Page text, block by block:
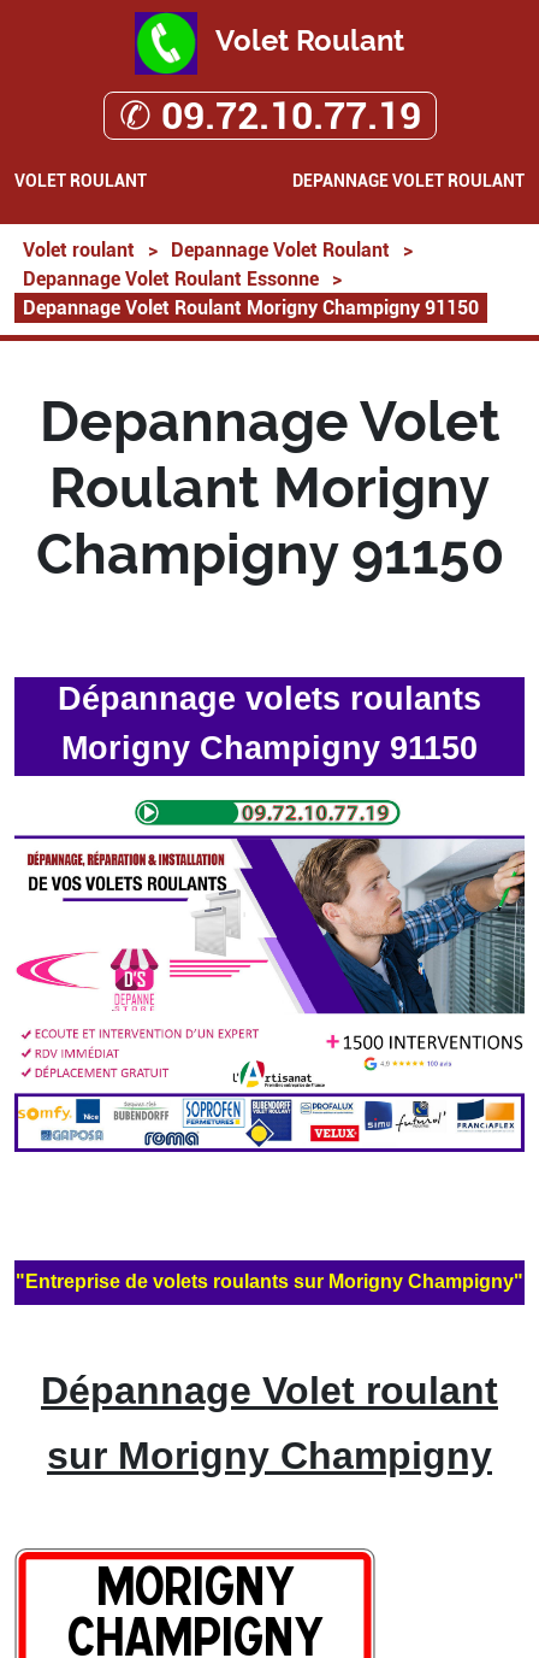
Volet Roulant
✆ 09.72.10.77.19
VOLET ROULANT DEPANNAGE VOLET ROULANT
Volet roulant > Depannage Volet Roulant
>
Depannage Volet Roulant Essonne
>
Depannage Volet Roulant Morigny Champigny 91150
Depannage Volet
Roulant Morigny
Champigny 91150
Dépannage volets roulants
Morigny Champigny 91150
"Entreprise de volets roulants sur Morigny Champigny"
Dépannage Volet roulant
sur Morigny Champigny